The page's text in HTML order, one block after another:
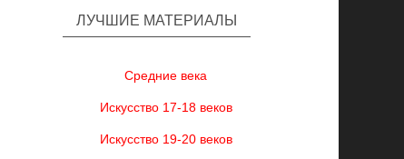
ЛУЧШИЕ МАТЕРИАЛЫ
Средние века
Искусство 17-18 веков
Искусство 19-20 веков